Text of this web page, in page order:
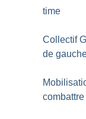
time
Collectif
de
combattre